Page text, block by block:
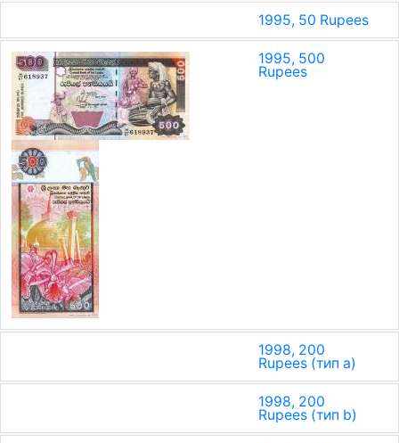
1995, 50 Rupees
1995, 500
Rupees
1998, 200
Rupees (тип a)
1998, 200
Rupees (тип b)